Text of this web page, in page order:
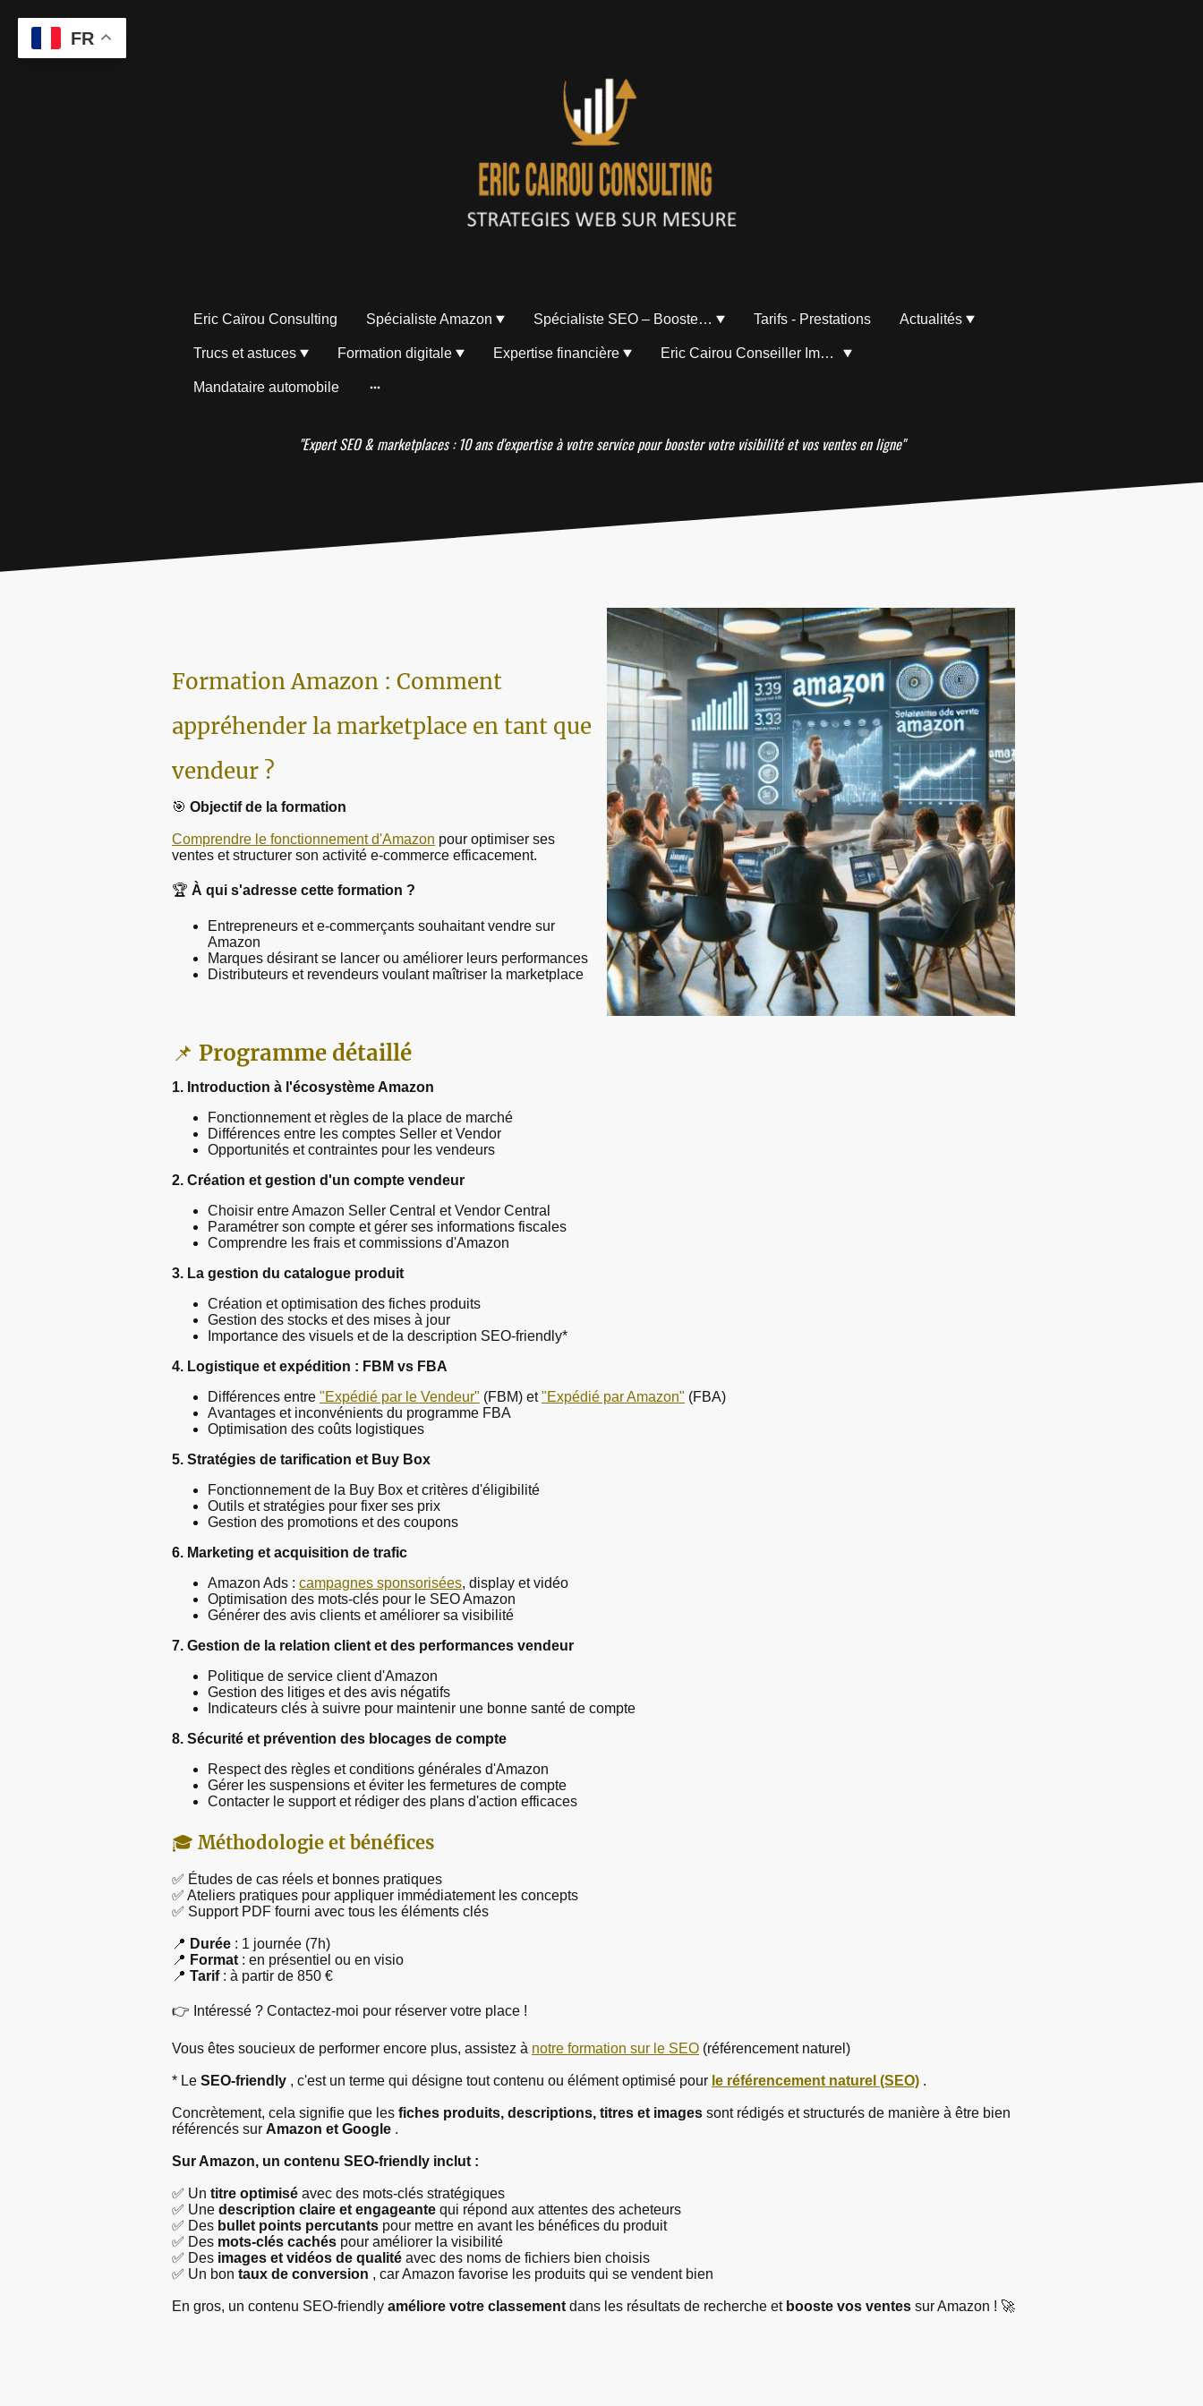
Eric Caïrou Consulting Spécialiste Amazon Spécialiste SEO – Boostez votre visibilité Tarifs - Prestations Actualités
Trucs et astuces Formation digitale Expertise financière Eric Cairou Conseiller Immobilier Liberkeys
Mandataire automobile
"Expert SEO & marketplaces : 10 ans d'expertise à votre service pour booster votre visibilité et vos ventes en ligne"
Formation Amazon : Comment
appréhender la marketplace en tant que
vendeur ?
🎯 Objectif de la formation
Comprendre le fonctionnement d'Amazon pour optimiser ses
ventes et structurer son activité e-commerce efficacement.
🏆 À qui s'adresse cette formation ?
Entrepreneurs et e-commerçants souhaitant vendre sur
Amazon
Marques désirant se lancer ou améliorer leurs performances
Distributeurs et revendeurs voulant maîtriser la marketplace
📌 Programme détaillé
1. Introduction à l'écosystème Amazon
Fonctionnement et règles de la place de marché
Différences entre les comptes Seller et Vendor
Opportunités et contraintes pour les vendeurs
2. Création et gestion d'un compte vendeur
Choisir entre Amazon Seller Central et Vendor Central
Paramétrer son compte et gérer ses informations fiscales
Comprendre les frais et commissions d'Amazon
3. La gestion du catalogue produit
Création et optimisation des fiches produits
Gestion des stocks et des mises à jour
Importance des visuels et de la description SEO-friendly*
4. Logistique et expédition : FBM vs FBA
Différences entre "Expédié par le Vendeur" (FBM) et"Expédié par Amazon" (FBA)
Avantages et inconvénients du programme FBA
Optimisation des coûts logistiques
5. Stratégies de tarification et Buy Box
Fonctionnement de la Buy Box et critères d'éligibilité
Outils et stratégies pour fixer ses prix
Gestion des promotions et des coupons
6. Marketing et acquisition de trafic
Amazon Ads : campagnes sponsorisées, display et vidéo
Optimisation des mots-clés pour le SEO Amazon
Générer des avis clients et améliorer sa visibilité
7. Gestion de la relation client et des performances vendeur
Politique de service client d'Amazon
Gestion des litiges et des avis négatifs
Indicateurs clés à suivre pour maintenir une bonne santé de compte
8. Sécurité et prévention des blocages de compte
Respect des règles et conditions générales d'Amazon
Gérer les suspensions et éviter les fermetures de compte
Contacter le support et rédiger des plans d'action efficaces
🎓 Méthodologie et bénéfices
✅ Études de cas réels et bonnes pratiques
✅ Ateliers pratiques pour appliquer immédiatement les concepts
✅ Support PDF fourni avec tous les éléments clés
📍 Durée : 1 journée (7h)
📍 Format : en présentiel ou en visio
📍 Tarif: à partir de 850 €
👉 Intéressé ? Contactez-moi pour réserver votre place !
Vous êtes soucieux de performer encore plus, assistez à notre formation sur le SEO (référencement naturel)
* Le SEO-friendly , c'est un terme qui désigne tout contenu ou élément optimisé pour le référencement naturel (SEO) .
Concrètement, cela signifie que les fiches produits, descriptions, titres et images sont rédigés et structurés de manière à être bien
référencés sur Amazon et Google .
Sur Amazon, un contenu SEO-friendly inclut :
✅ Un titre optimisé avec des mots-clés stratégiques
✅ Une description claire et engageante qui répond aux attentes des acheteurs
✅ Des bullet points percutants pour mettre en avant les bénéfices du produit
✅ Des mots-clés cachés pour améliorer la visibilité
✅ Des images et vidéos de qualité avec des noms de fichiers bien choisis
✅ Un bon taux de conversion , car Amazon favorise les produits qui se vendent bien
En gros, un contenu SEO-friendly améliore votre classement dans les résultats de recherche et booste vos ventes sur Amazon ! 🚀
FR